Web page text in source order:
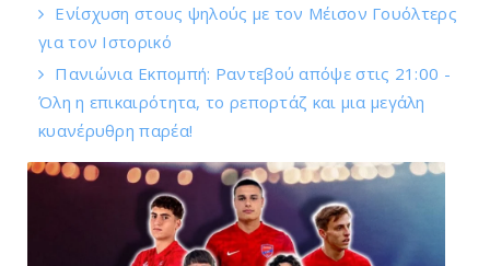
Eνίσχυση στους ψηλούς με τον Μέισον Γουόλτερς
για τον Ιστορικό
Πανιώνια Εκπομπή: Ραντεβού απόψε στις 21:00 -
Όλη η επικαιρότητα, το ρεπορτάζ και μια μεγάλη
κυανέρυθρη παρέα!